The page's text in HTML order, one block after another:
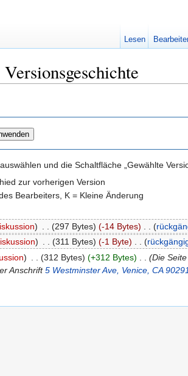
und die Schaltfläche „Gewählte
zur vorherigen Version
Bearbeiters, K = Kleine Änderung
) (297 Bytes) (-14 Bytes) (
) . . (311 Bytes) (-1 Byte) . . (
) (312 Bytes) (+312 Bytes)
(Die
Anschrift5 Westminster Ave, Venice, CA 90291
Lesen